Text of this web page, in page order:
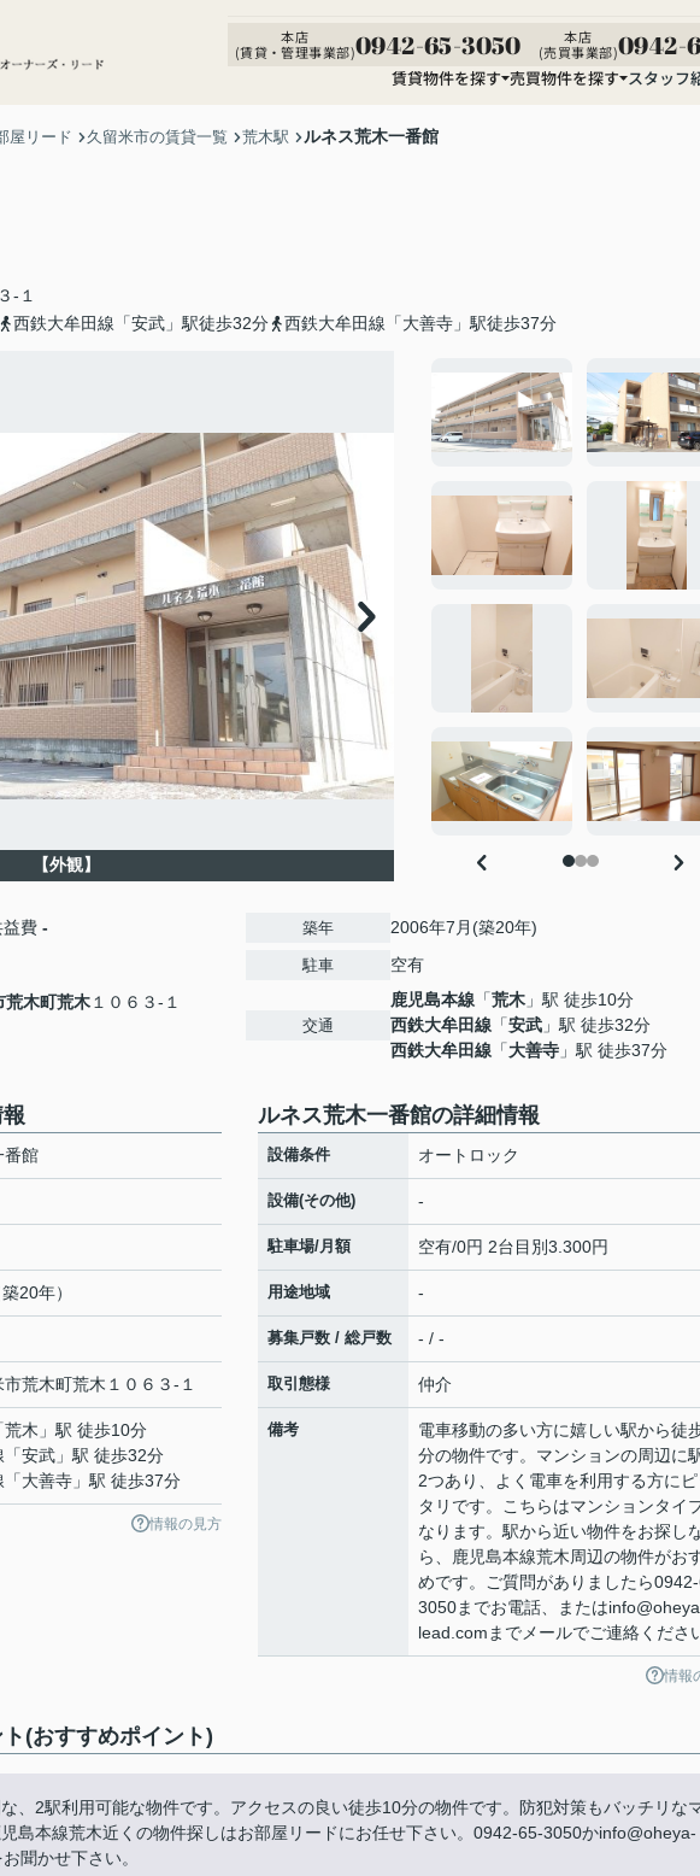
本店
(賃貸・管理事業部)0942-65-3050
本店
(売買事業部)0942-
賃貸物件を探す 売買物件を探す スタッフ
屋リード 久留米市の賃貸一覧 荒木駅 ルネス荒木一番館
-１
西鉄大牟田線「安武」駅徒歩32分 西鉄大牟田線「大善寺」駅徒歩37分
【外観】
費 -
荒木町荒木 １０６３-１
築年 2006年7月(築20年)
駐車 空有
交通
鹿児島本線 「荒木 」駅 徒歩10分
西鉄大牟田線 「安武 」駅 徒歩32分
西鉄大牟田線 「大善寺 」駅 徒歩37分
番館
20年）
市荒木町荒木 １０６３-１
荒木 」駅 徒歩10分
「安武 」駅 徒歩32分
「大善寺 」駅 徒歩37分
情報の見方
ルネス荒木一番館の詳細情報
設備条件 オートロック
設備(その他) -
駐車場/月額 空有/0円 2台目別3.300円
用途地域 -
募集戸数 / 総戸数 - / -
取引態様 仲介
備考
電車移動の多い方に嬉しい駅から徒
分の物件です。マンションの周辺に
2つあり、よく電車を利用する方にピ
タリです。こちらはマンションタイ
なります。駅から近い物件をお探し
ら、鹿児島本線荒木周辺の物件がお
めです。ご質問がありましたら
3050までお電話、または
lead.comまでメールでご連絡くださ
情報
(おすすめポイント)
、2駅利用可能な物件です。アクセスの良い徒歩10分の物件です。防犯対策もバッチリな
島本線荒木近くの物件探しはお部屋リードにお任せ下さい。0942-65-3050かinfo@oheya-
聞かせ下さい。